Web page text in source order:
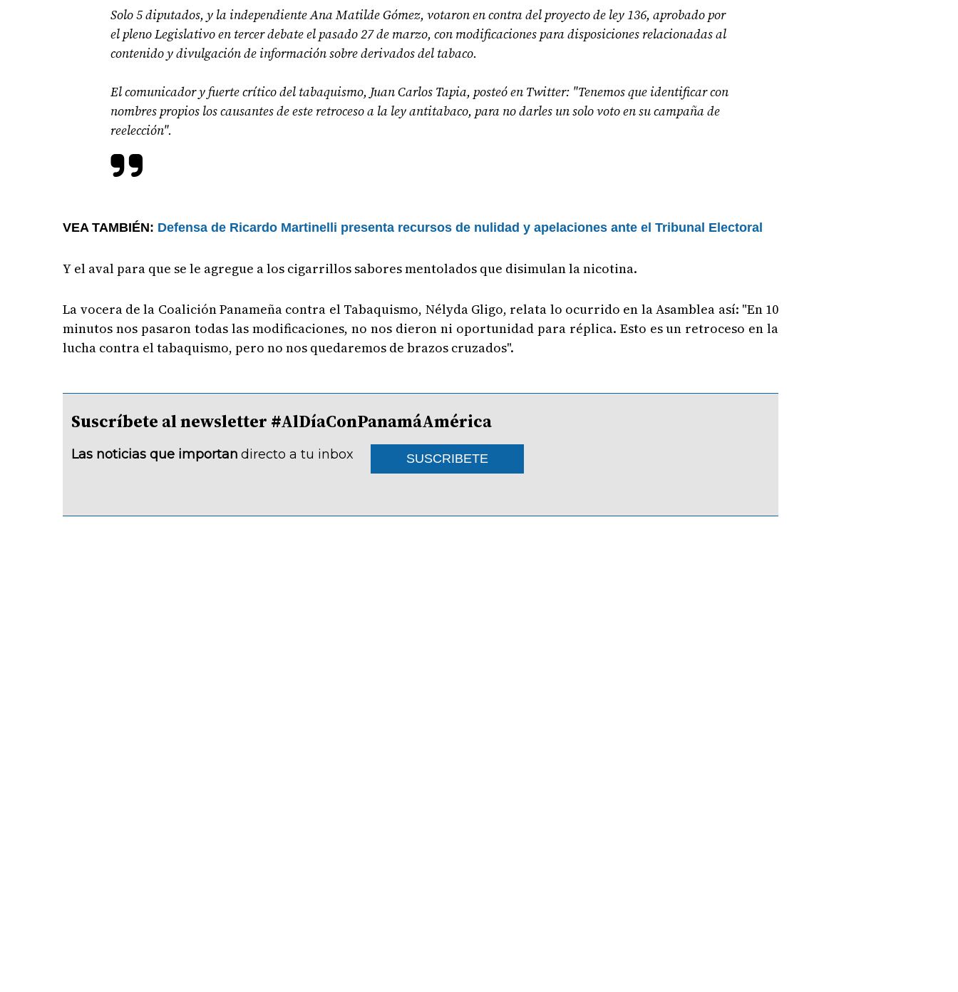
Solo 5 diputados, y la independiente Ana Matilde Gómez, votaron en contra del proyecto de ley 136, aprobado por
el pleno Legislativo en tercer debate el pasado 27 de marzo, con modificaciones para disposiciones relacionadas al
contenido y divulgación de información sobre derivados del tabaco.
El comunicador y fuerte crítico del tabaquismo, Juan Carlos Tapia, posteó en Twitter: "Tenemos que identificar con
nombres propios los causantes de este retroceso a la ley antitabaco, para no darles un solo voto en su campaña de
reelección".
VEA TAMBIÉN: Defensa de Ricardo Martinelli presenta recursos de nulidad y apelaciones ante el Tribunal Electoral
Y el aval para que se le agregue a los cigarrillos sabores mentolados que disimulan la nicotina.
La vocera de la Coalición Panameña contra el Tabaquismo, Nélyda Gligo, relata lo ocurrido en la Asamblea así: "En 10
minutos nos pasaron todas las modificaciones, no nos dieron ni oportunidad para réplica. Esto es un retroceso en la
lucha contra el tabaquismo, pero no nos quedaremos de brazos cruzados".
Suscríbete al newsletter #AlDíaConPanamáAmérica
Las noticias que importan directo a tu inbox SUSCRIBETE